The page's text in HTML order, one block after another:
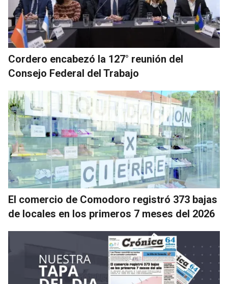
Cordero encabezó la 127° reunión del
Consejo Federal del Trabajo
El comercio de Comodoro registró 373 bajas
de locales en los primeros 7 meses del 2026